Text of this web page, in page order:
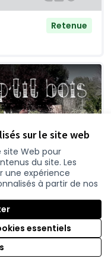
sur le site web
site Web pour
du site. Les
une expérience
à partir de nos
essentiels
Retenue
du
Retenue